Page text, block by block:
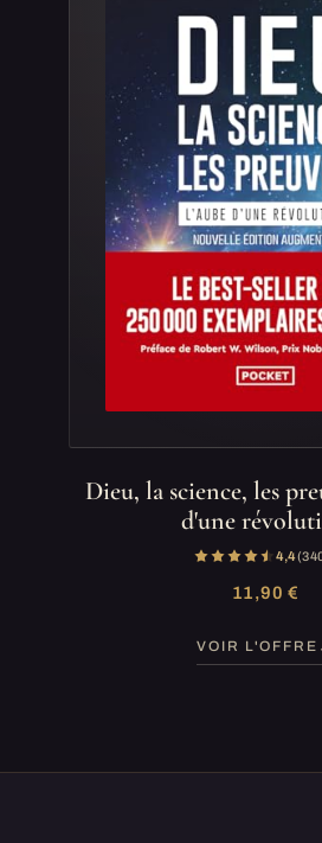
Dieu, la science, les
d'une
4,4(3
11,90 €
VOIR L'OFFRE